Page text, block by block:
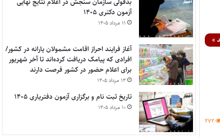
»
۲۷۲
آزمون دکتری ۱۴۰۵
۱۱ مرداد ۱۴۰۵
آغاز فرایند احراز اقامت مشمولان یارانه در کشور/
افرادی که پیامک دریافت کرده‌اند تا آخر شهریور
برای اعلام حضور در کشور فرصت دارند
۱۴ مرداد ۱۴۰۵
تاریخ ثبت نام و برگزاری آزمون دفتریاری ۱۴۰۵
۱۰ مرداد ۱۴۰۵